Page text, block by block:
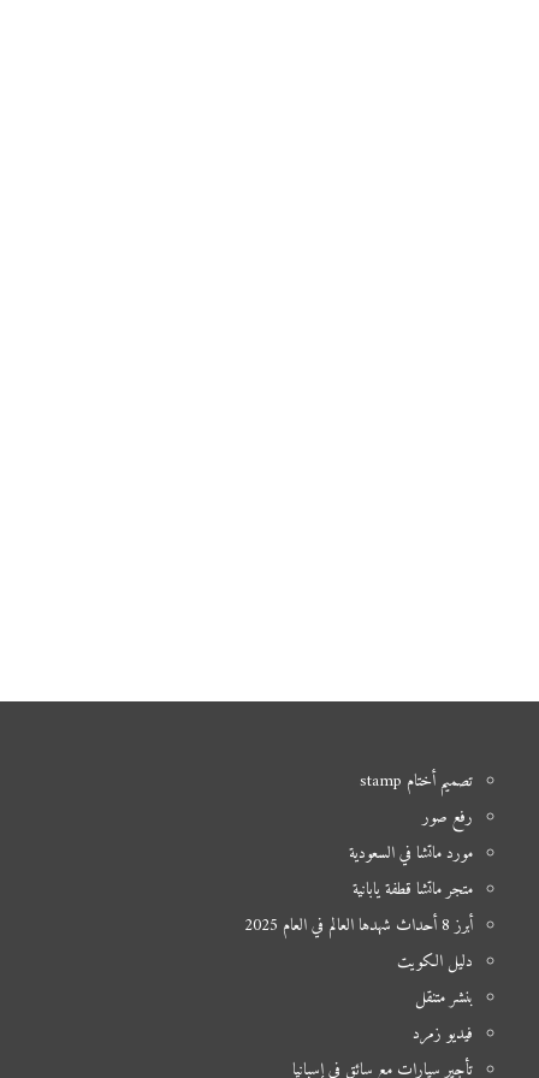
تصميم أختام stamp
رفع صور
مورد ماتشا في السعودية
متجر ماتشا قطفة يابانية
أبرز 8 أحداث شهدها العالم في العام 2025
دليل الكويت
بنشر متنقل
فيديو زمرد
تأجير سيارات مع سائق في إسبانيا